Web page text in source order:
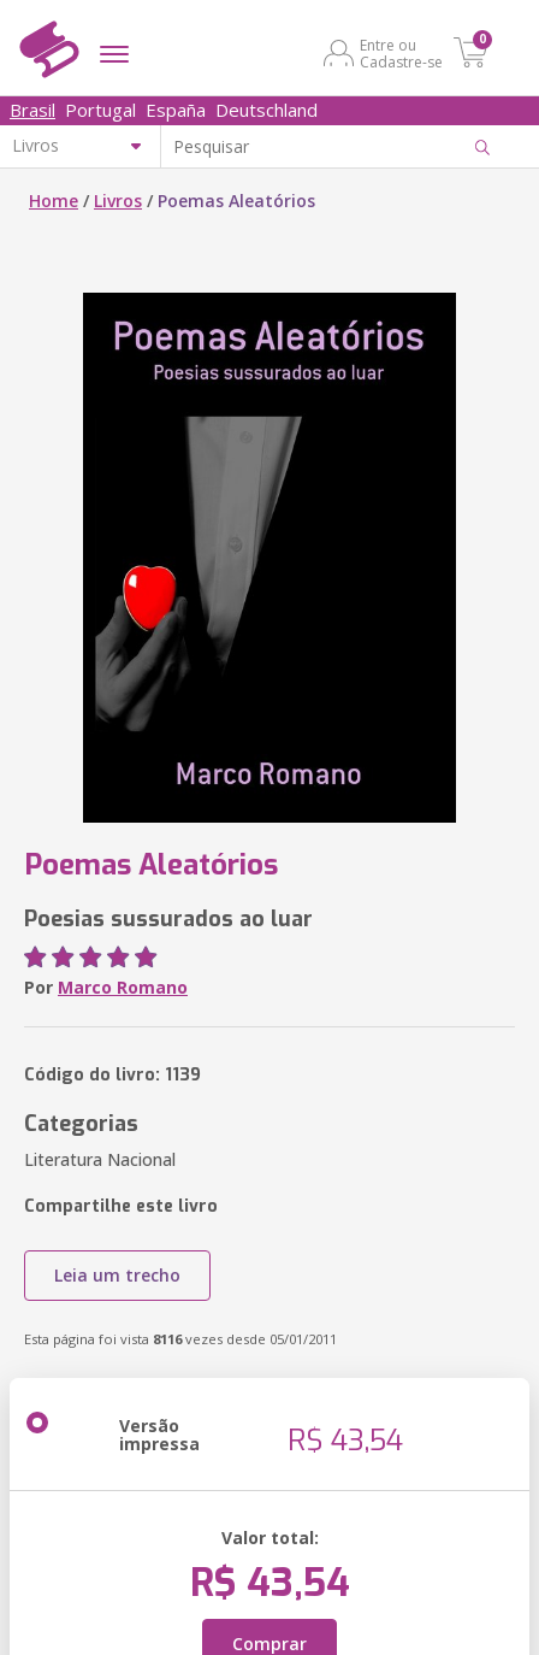
Entre ou
Cadastre-se
0
Brasil Portugal España Deutschland
Home / Livros / Poemas Aleatórios
Poemas Aleatórios
Poesias sussurados ao luar
Por Marco Romano
Código do livro: 1139
Categorias
Literatura Nacional
Compartilhe este livro
Leia um trecho
Esta página foi vista 8116vezes desde 05/01/2011
Versão
impressa R$ 43,54
Valor total:
R$ 43,54
Comprar